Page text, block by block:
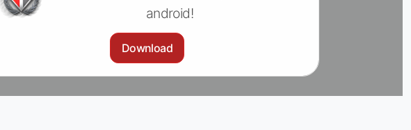
android!
Download